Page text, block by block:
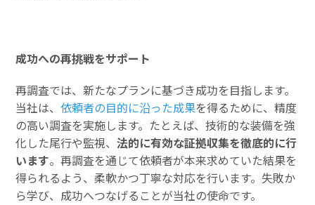
成功への再挑戦をサポート
再調査では、新たなプランに基づき成功を目指します。
当社は、依頼者の目的に沿った成果を得るために、精度
の高い調査を実施します。たとえば、技術的な装備を強
化した尾行や監視、法的に有効な証拠収集を徹底的に行
います。再調査を通じて依頼者が本来求めていた結果を
得られるよう、柔軟かつ丁寧な対応を行います。失敗か
ら学び、成功へつなげることが当社の使命です。